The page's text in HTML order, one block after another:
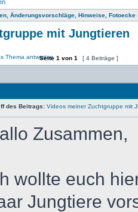
Änderungsvorschläge, Hinweise, Fotoecke
mit Jungtieren
Seite 1 von 1 [ 4 Beiträge ]
des Beitrags: Videos meiner Zuchtgruppe mit
Zusammen,
wollte euch
Jungtiere